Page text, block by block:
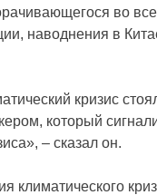
во
наводнения в
кризис
который
– сказал он.